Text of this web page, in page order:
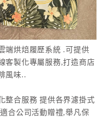
端烘焙履歷系統 .可提供
客製化專屬服務,打造商店
風味..
整合服務 提供各界濾掛式
合公司活動贈禮,舉凡保